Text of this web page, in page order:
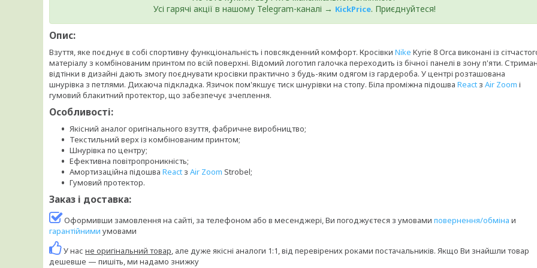
Усі гарячі акції в нашому Telegram-каналі → KickPrice. Приєднуйтеся!
Опис:
Взуття, яке поєднує в собі спортивну функціональність і повсякденний комфорт. Кросівки Nike Kyrie 8 Orca виконані із
матеріалу з комбінованим принтом по всій поверхні. Відомий логотип галочка переходить із бічної панелі в зону п'яти.
відтінки в дизайні дають змогу поєднувати кросівки практично з будь-яким одягом із гардероба. У центрі розташована
шнурівка з петлями. Дихаюча підкладка. Язичок пом'якшує тиск шнурівки на стопу. Біла проміжна підошва Reactз Air Zoom і
гумовий блакитний протектор, що забезпечує зчеплення.
Особливості:
Якісний аналог оригінального взуття, фабричне виробництво;
Текстильний верх із комбінованим принтом;
Шнурівка по центру;
Ефективна повітропроникність;
Амортизаційна підошва Reactз Air Zoom Strobel;
Гумовий протектор.
Заказ і доставка:
Оформивши замовлення на сайті, за телефоном або в месенджері, Ви погоджуєтеся з умовами повернення/обміна и
гарантійними умовами
У нас не оригінальний товар, але дуже якісні аналоги 1:1, від перевірених роками постачальників. Якщо Ви знайшли товар
дешевше — пишіть, ми надамо знижку